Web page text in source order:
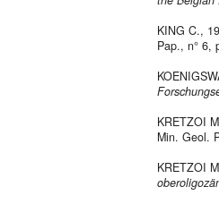
KING C.,
Pap., n° 6,
KRETZOI
Min. Geol.
KRETZOI